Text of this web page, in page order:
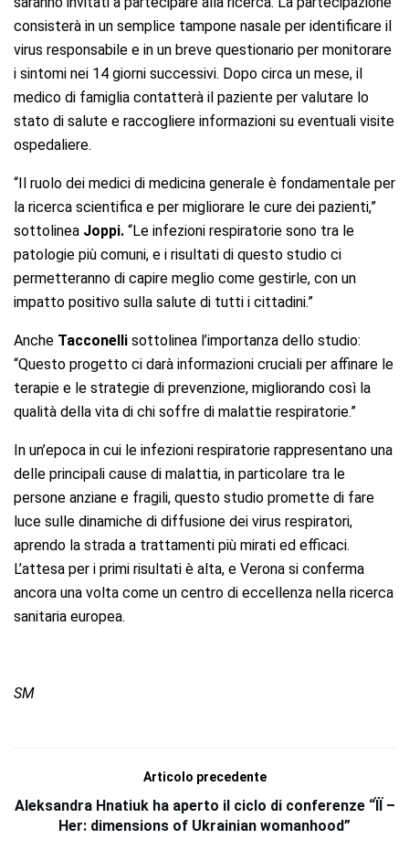
consisterà in un semplice tampone nasale per identificare il
virus responsabile e in un breve questionario per monitorare
i sintomi nei 14 giorni successivi. Dopo circa un mese, il
medico di famiglia contatterà il paziente per valutare lo
stato di salute e raccogliere informazioni su eventuali visite
ospedaliere.
“Il ruolo dei medici di medicina generale è fondamentale per
la ricerca scientifica e per migliorare le cure dei pazienti,”
sottolinea Joppi. “Le infezioni respiratorie sono tra le
patologie più comuni, e i risultati di questo studio ci
permetteranno di capire meglio come gestirle, con un
impatto positivo sulla salute di tutti i cittadini.”
Anche Tacconelli sottolinea l’importanza dello studio:
“Questo progetto ci darà informazioni cruciali per affinare le
terapie e le strategie di prevenzione, migliorando così la
qualità della vita di chi soffre di malattie respiratorie.”
In un’epoca in cui le infezioni respiratorie rappresentano una
delle principali cause di malattia, in particolare tra le
persone anziane e fragili, questo studio promette di fare
luce sulle dinamiche di diffusione dei virus respiratori,
aprendo la strada a trattamenti più mirati ed efficaci.
L’attesa per i primi risultati è alta, e Verona si conferma
ancora una volta come un centro di eccellenza nella ricerca
sanitaria europea.
SM
Articolo precedente
Aleksandra Hnatiuk ha aperto il ciclo di conferenze “ЇЇ –
Her: dimensions of Ukrainian womanhood”